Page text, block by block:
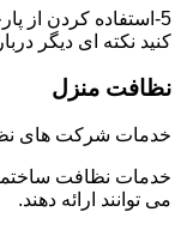
5-استفاده کردن از
کنید نکته ای دیگر
نظافت منزل
خدمات شرکت های
خدمات نظافت
می توانند ارائه دهند.